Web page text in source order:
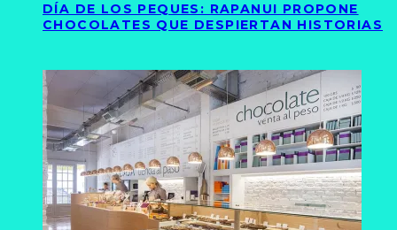
DÍA DE LOS PEQUES: RAPANUI PROPONE
CHOCOLATES QUE DESPIERTAN HISTORIAS